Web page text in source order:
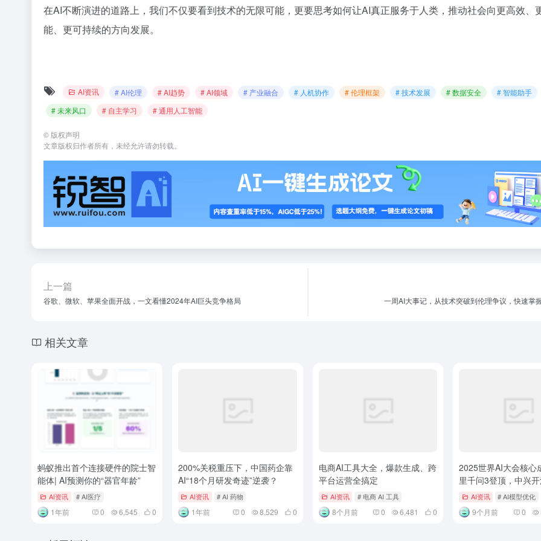
在AI不断演进的道路上，我们不仅要看到技术的无限可能，更要思考如何让AI真正服务于人类，推动社会向更高效、
能、更可持续的方向发展。
AI资讯 # AI伦理 # AI趋势 # AI领域 # 产业融合 # 人机协作 # 伦理框架 # 技术发展 # 数据安全
# 智能助手
# 未来风口
# 自主学习 # 通用人工智能
© 版权声明
文章版权归作者所有，未经允许请勿转载。
上一篇
谷歌、微软、苹果全面开战，一文看懂2024年AI巨头竞争格局 一周AI大事记，从技术突破到伦理争议，快速掌
相关文章
蚂蚁推出首个连接硬件的院士智
能体| AI预测你的“器官年龄”
AI资讯 # AI医疗
1年前 0 6,545 0
200%关税重压下，中国药企靠
AI“18个月研发奇迹”逆袭？
AI资讯 # AI 药物
1年前 0 8,529 0
电商AI工具大全，爆款生成、跨
平台运营全搞定
AI资讯 # 电商 AI 工具
8个月前 0 6,481 0
2025世界AI大会核心
里千问3登顶，中兴
核技术
AI资讯 # AI模型优化
9个月前 0